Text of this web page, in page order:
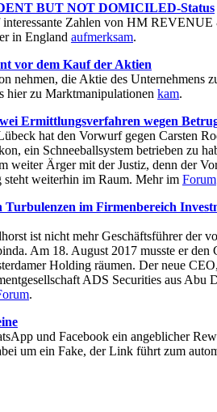
BUT NOT DOMICILED-Status
Zahlen von HM
in England aufmerksam.
vor dem Kauf der Aktien
nehmen, die Aktie des Unternehmens
hier zu Marktmanipulationen kam.
Ermittlungsverfahren wegen
hat den Vorwurf gegen Carsten
ein Schneeballsystem betrieben zu
weiter Ärger mit der Justiz, denn der
steht weiterhin im Raum. Mehr im Forum
im Firmenbereich
ist nicht mehr Geschäftsführer der
Am 18. August 2017 musste er den
Holding räumen. Der neue
ADS Securities aus Abu
.
und Facebook ein angeblicher
um ein Fake, der Link führt zum